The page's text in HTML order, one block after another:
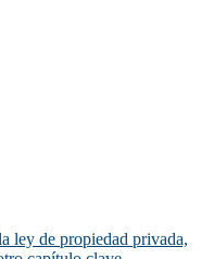
ley de propiedad privada,